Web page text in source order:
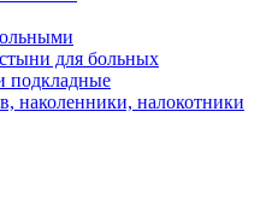
для больных
подкладные
наколенники, налокотники